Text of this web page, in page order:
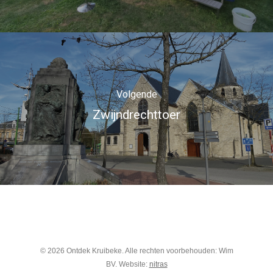
Volgende
Zwijndrechttoer
© 2026 Ontdek Kruibeke. Alle rechten voorbehouden: Wim
BV. Website: nitras